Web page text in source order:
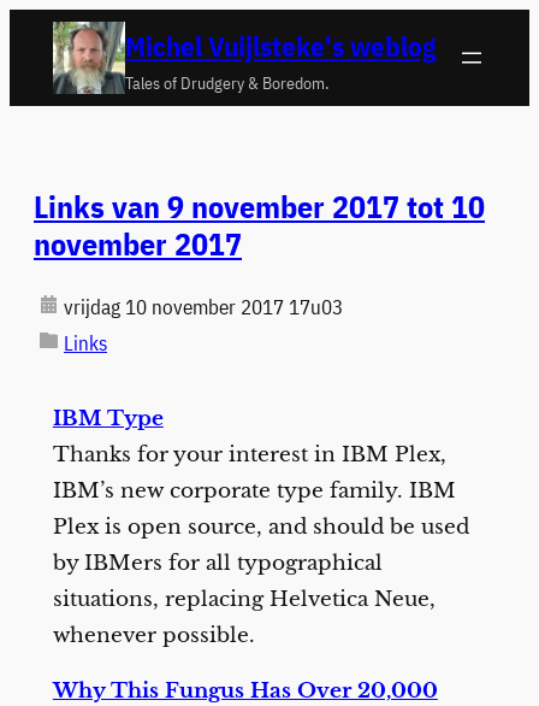
naar
Michel Vuijlsteke's weblog
Tales of Drudgery & Boredom.
Links van 9 november 2017 tot 10
november 2017
vrijdag 10 november 2017 17u03
Links
IBM Type
Thanks for your interest in IBM Plex,
IBM’s new corporate type family. IBM
Plex is open source, and should be used
by IBMers for all typographical
situations, replacing Helvetica Neue,
whenever possible.
Why This Fungus Has Over 20,000